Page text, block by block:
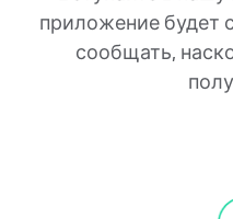
приложение будет
сообщать,